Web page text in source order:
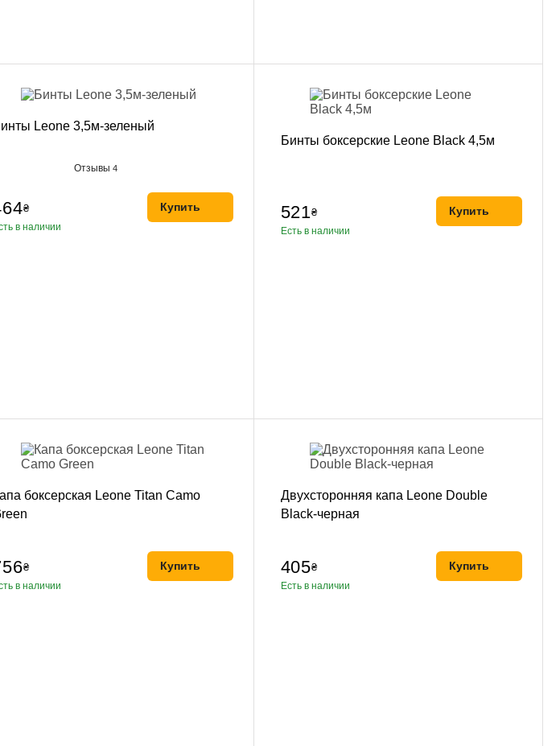
Leone 3,5м-зеленый
Отзывы 4
₴
в наличии
Купить
Бинты боксерские Leone Black 4,5м
521₴
Есть в наличии
Купить
боксерская Leone Titan Camo
₴
в наличии
Купить
Двухсторонняя капа Leone Double
Black-черная
405₴
Есть в наличии
Купить